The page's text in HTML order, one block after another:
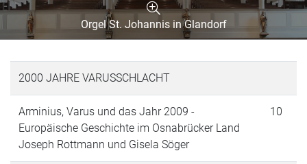
Orgel St. Johannis in Glandorf
2000 JAHRE VARUSSCHLACHT
Arminius, Varus und das Jahr 2009 -
Europäische Geschichte im Osnabrücker Land
Joseph Rottmann und Gisela Söger
10